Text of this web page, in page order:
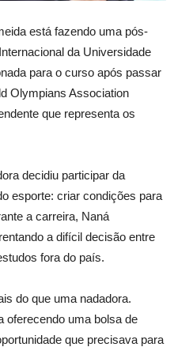
está fazendo uma pós-
da Universidade
para o curso após passar
Olympians Association
que representa os
decidiu participar da
esporte: criar condições para
a carreira, Naná
a difícil decisão entre
fora do país.
do que uma nadadora.
oferecendo uma bolsa de
que precisava para